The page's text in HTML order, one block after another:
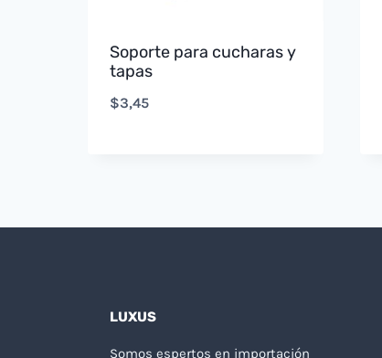
Soporte para cucharas y
tapas
$3,45
LUXUS
Somos espertos en importación